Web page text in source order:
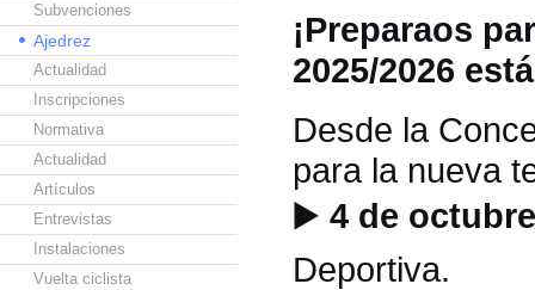
Subvenciones
Ajedrez
Actualidad
Inscripciones
Normativa
Actualidad
Artículos
Entrevistas
Instalaciones
Vuelta ciclista
¡Preparaos
2025/2026
Desde la
para la nueva
▶️ 4 de
Deportiva.